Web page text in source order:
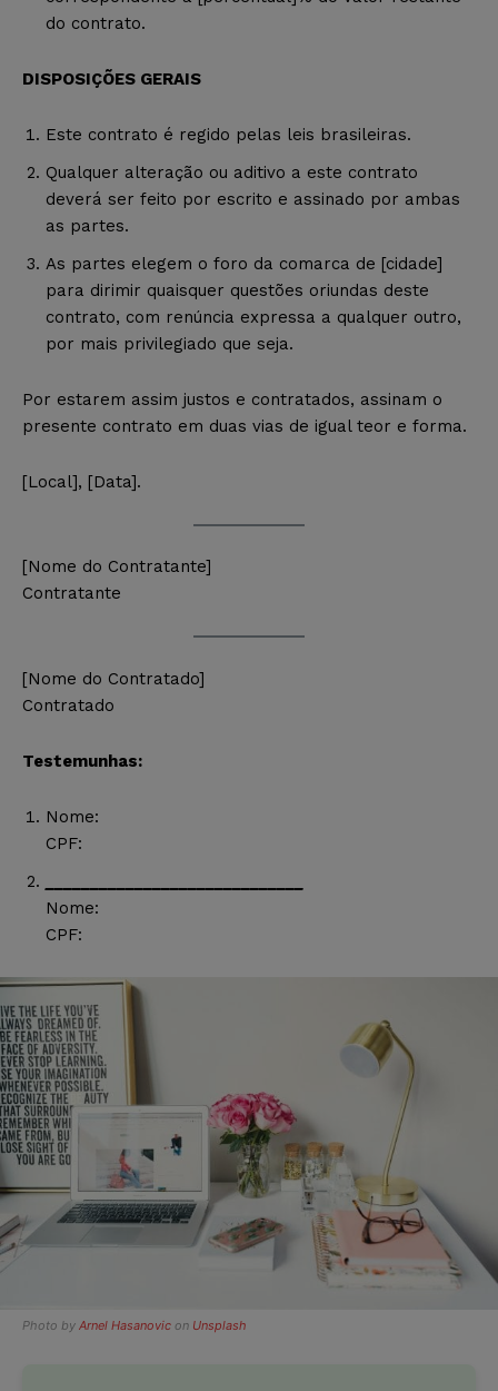
do contrato.
DISPOSIÇÕES GERAIS
Este contrato é regido pelas leis brasileiras.
Qualquer alteração ou aditivo a este contrato
deverá ser feito por escrito e assinado por ambas
as partes.
As partes elegem o foro da comarca de [cidade]
para dirimir quaisquer questões oriundas deste
contrato, com renúncia expressa a qualquer outro,
por mais privilegiado que seja.
Por estarem assim justos e contratados, assinam o
presente contrato em duas vias de igual teor e forma.
[Local], [Data].
[Nome do Contratante]
Contratante
[Nome do Contratado]
Contratado
Testemunhas:
Nome:
CPF:
Nome:
CPF:
Photo by Arnel Hasanovic on Unsplash